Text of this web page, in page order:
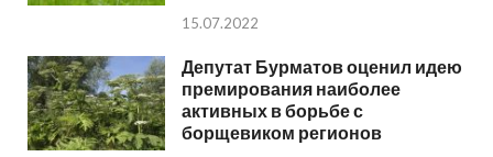
15.07.2022
Депутат Бурматов оценил идею
премирования наиболее
активных в борьбе с
борщевиком регионов